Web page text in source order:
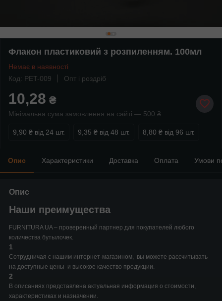
Флакон пластиковий з розпиленням. 100мл
Немає в наявності
Код: PET-009
Опт і роздріб
10,28 ₴
Мінімальна сума замовлення на сайті — 500 ₴
9,90 ₴ від 24 шт. 9,35 ₴ від 48 шт. 8,80 ₴ від 96 шт.
Опис Характеристики Доставка Оплата Умови
Опис
Наши преимущества
FURNITURA UA – проверенный партнер для покупателей любого
количества бутылочек.
1
Сотрудничая с нашим интернет-магазином, вы можете рассчитывать
на доступные цены и высокое качество продукции.
2
В описаниях представлена актуальная информация о стоимости,
характеристиках и назначении.